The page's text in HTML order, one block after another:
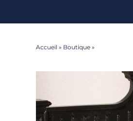
Accueil » Boutique»